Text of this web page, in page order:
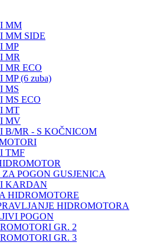
MM
MM SIDE
MP
MR
MR ECO
(6 zuba)
MS
MS ECO
MT
MV
B/MR - S KOČNICOM
TMF
POGON GUSJENICA
KARDAN
HIDROMOTORE
HIDROMOTORA
POGON
GR. 2
GR. 3